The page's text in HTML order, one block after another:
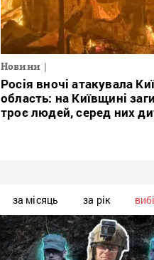
Новини
Росія вночі атакувала
область: на Київщині
троє людей, серед них
за місяць за рік